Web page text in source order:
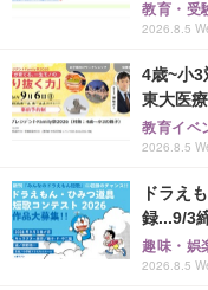
教育・受
2026.8.5
4歳~小3
東大医
教育イベ
2026.8.5
ドラえ
録...9/3
趣味・娯
2026.8.5